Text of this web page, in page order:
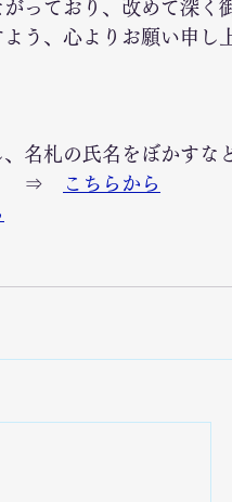
っており、改めて深く
う、心よりお願い申し
名札の氏名をぼかすな
　⇒
こちらから